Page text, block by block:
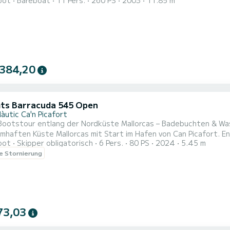
Barracuda 545 Open
Ca'n Picafort
entlang der Nordküste Mallorcas – Badebuchten &
Küste Mallorcas mit Start im Hafen von Can Picafort.
Küstenlandschaften – perfekt zum Schwimmen,
der Tour steuern wir einige der schönsten Spots der Region
Skipper obligatorisch 6 Pers. 80 PS 2024 5.45 m
Stornierung